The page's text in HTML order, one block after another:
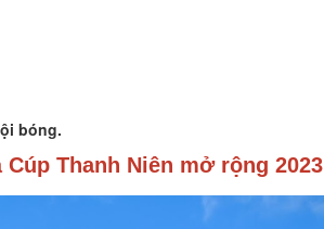
bóng.
Thanh Niên mở rộng 2023